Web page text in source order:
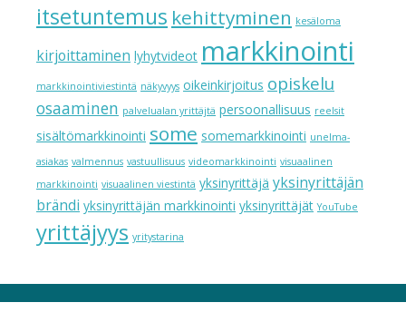
itsetuntemus kehittyminen kesäloma
kirjoittaminen lyhytvideot markkinointi
markkinointiviestintä näkyvyys oikeinkirjoitus opiskelu
osaaminen palvelualan yrittäjtä persoonallisuus reelsit
sisältömarkkinointi some somemarkkinointi unelma-
asiakas valmennus vastuullisuus videomarkkinointi visuaalinen
markkinointi visuaalinen viestintä yksinyrittäjä yksinyrittäjän
brändi yksinyrittäjän markkinointi yksinyrittäjät YouTube
yrittäjyys yritystarina